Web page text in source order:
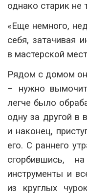
однако старик не
«Еще немного,
себя, затачивая
в мастерской
Рядом с домом
– нужно
легче было
одну за другой в
и наконец,
его. С раннего
сгорбившись,
инструменты и
из круглых